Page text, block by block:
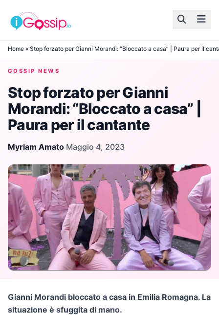
Skip to content
Home » Stop forzato per Gianni Morandi: “Bloccato a casa” | Paura per il
GOSSIP NEWS
Stop forzato per Gianni
Morandi: “Bloccato a casa” |
Paura per il cantante
Myriam Amato·Maggio 4, 2023
Gianni Morandi bloccato a casa in Emilia Romagna. La
situazione è sfuggita di mano.